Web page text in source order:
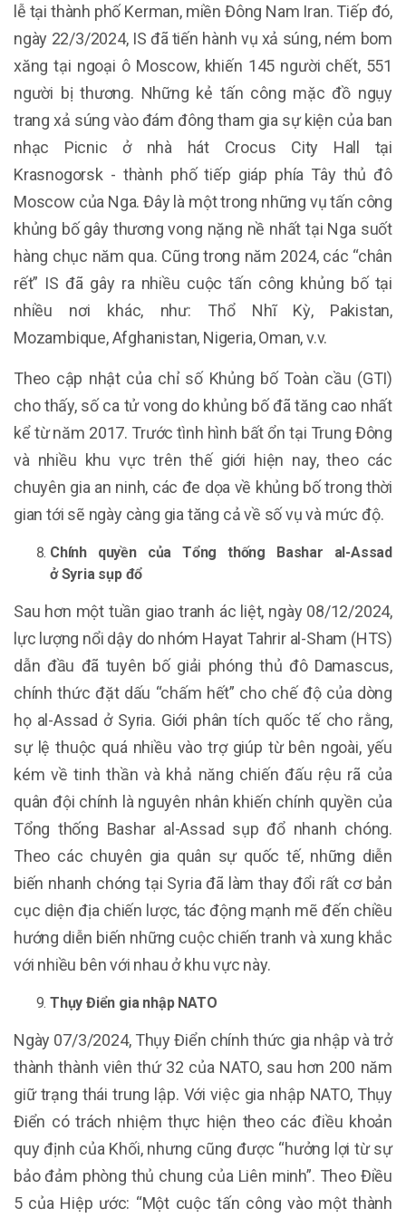
lễ tại thành phố Kerman, miền Đông Nam Iran. Tiếp đó,
ngày 22/3/2024, IS đã tiến hành vụ xả súng, ném bom
xăng tại ngoại ô Moscow, khiến 145 người chết, 551
người bị thương. Những kẻ tấn công mặc đồ ngụy
trang xả súng vào đám đông tham gia sự kiện của ban
nhạc Picnic ở nhà hát Crocus City Hall tại
Krasnogorsk - thành phố tiếp giáp phía Tây thủ đô
Moscow của Nga. Đây là một trong những vụ tấn công
khủng bố gây thương vong nặng nề nhất tại Nga suốt
hàng chục năm qua. Cũng trong năm 2024, các “chân
rết” IS đã gây ra nhiều cuộc tấn công khủng bố tại
nhiều nơi khác, như: Thổ Nhĩ Kỳ, Pakistan,
Mozambique, Afghanistan, Nigeria, Oman, v.v.
Theo cập nhật của chỉ số Khủng bố Toàn cầu (GTI)
cho thấy, số ca tử vong do khủng bố đã tăng cao nhất
kể từ năm 2017. Trước tình hình bất ổn tại Trung Đông
và nhiều khu vực trên thế giới hiện nay, theo các
chuyên gia an ninh, các đe dọa về khủng bố trong thời
gian tới sẽ ngày càng gia tăng cả về số vụ và mức độ.
Chính quyền của Tổng thống Bashar al-Assad
ở Syria sụp đổ
Sau hơn một tuần giao tranh ác liệt, ngày 08/12/2024,
lực lượng nổi dậy do nhóm Hayat Tahrir al-Sham (HTS)
dẫn đầu đã tuyên bố giải phóng thủ đô Damascus,
chính thức đặt dấu “chấm hết” cho chế độ của dòng
họ al-Assad ở Syria. Giới phân tích quốc tế cho rằng,
sự lệ thuộc quá nhiều vào trợ giúp từ bên ngoài, yếu
kém về tinh thần và khả năng chiến đấu rệu rã của
quân đội chính là nguyên nhân khiến chính quyền của
Tổng thống Bashar al-Assad sụp đổ nhanh chóng.
Theo các chuyên gia quân sự quốc tế, những diễn
biến nhanh chóng tại Syria đã làm thay đổi rất cơ bản
cục diện địa chiến lược, tác động mạnh mẽ đến chiều
hướng diễn biến những cuộc chiến tranh và xung khắc
với nhiều bên với nhau ở khu vực này.
Thụy Điển gia nhập NATO
Ngày 07/3/2024, Thụy Điển chính thức gia nhập và trở
thành thành viên thứ 32 của NATO, sau hơn 200 năm
giữ trạng thái trung lập. Với việc gia nhập NATO, Thụy
Điển có trách nhiệm thực hiện theo các điều khoản
quy định của Khối, nhưng cũng được “hưởng lợi từ sự
bảo đảm phòng thủ chung của Liên minh”. Theo Điều
5 của Hiệp ước: “Một cuộc tấn công vào một thành